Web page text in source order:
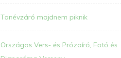
Tanévzáró majdnem piknik
Országos Vers- és Prózaíró, Fotó és